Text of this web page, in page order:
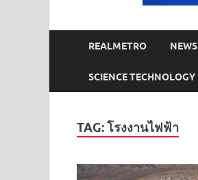
REALMETRO NEWS
SCIENCE TECHNOLOGY
TAG:โรงงานไฟฟ้า